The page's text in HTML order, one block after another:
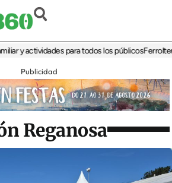
actividades para todos los públicosFerrolterra
Publicidad
Reganosa